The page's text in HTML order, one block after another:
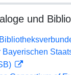
und
Bayerischen